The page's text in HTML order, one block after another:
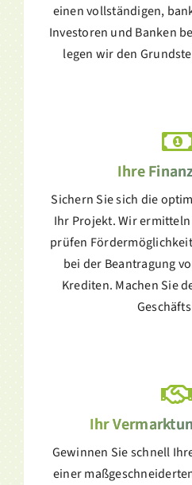
einen vollständigen,
Investoren und Banken
legen wir den
Ihre
Sichern Sie sich die
Ihr Projekt. Wir
prüfen
bei der Beantragung
Krediten. Machen Sie
Ihr
Gewinnen Sie schnell
einer